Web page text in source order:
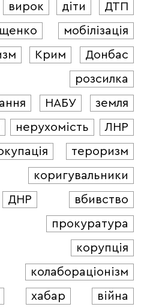
вирок діти
ДТП
мобілізація
Крим
Донбас
розсилка
НАБУ
земля
нерухомість
ЛНР
тероризм
коригувальники
ДНР
вбивство
прокуратура
корупція
колабораціонізм
хабар війна